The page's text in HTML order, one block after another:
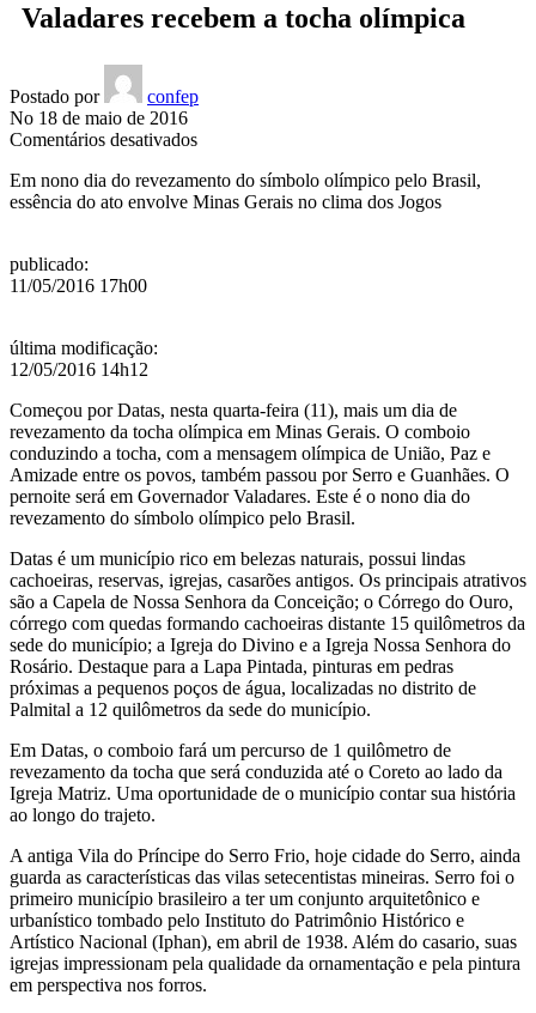
Valadares recebem a tocha olímpica
Postado por
confep
No 18 de maio de 2016
Comentários desativadosem
Serro,
Guanhães
Em nono dia do revezamento do símbolo olímpico pelo Brasil,
essência do ato envolve Minas Gerais no clima dos Jogos
publicado:
11/05/2016 17h00
última modificação:
12/05/2016 14h12
Começou por Datas, nesta quarta-feira (11), mais um dia de
revezamento da tocha olímpica em Minas Gerais. O comboio
conduzindo a tocha, com a mensagem olímpica de União, Paz e
Amizade entre os povos, também passou por Serro e Guanhães. O
pernoite será em Governador Valadares. Este é o nono dia do
revezamento do símbolo olímpico pelo Brasil.
Datas é um município rico em belezas naturais, possui lindas
cachoeiras, reservas, igrejas, casarões antigos. Os principais atrativos
são a Capela de Nossa Senhora da Conceição; o Córrego do Ouro,
córrego com quedas formando cachoeiras distante 15 quilômetros da
sede do município; a Igreja do Divino e a Igreja Nossa Senhora do
Rosário. Destaque para a Lapa Pintada, pinturas em pedras
próximas a pequenos poços de água, localizadas no distrito de
Palmital a 12 quilômetros da sede do município.
Em Datas, o comboio fará um percurso de 1 quilômetro de
revezamento da tocha que será conduzida até o Coreto ao lado da
Igreja Matriz. Uma oportunidade de o município contar sua história
ao longo do trajeto.
A antiga Vila do Príncipe do Serro Frio, hoje cidade do Serro, ainda
guarda as características das vilas setecentistas mineiras. Serro foi o
primeiro município brasileiro a ter um conjunto arquitetônico e
urbanístico tombado pelo Instituto do Patrimônio Histórico e
Artístico Nacional (Iphan), em abril de 1938. Além do casario, suas
igrejas impressionam pela qualidade da ornamentação e pela pintura
em perspectiva nos forros.